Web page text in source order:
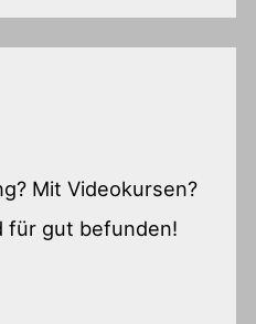
Mit Videokursen?
für gut befunden!